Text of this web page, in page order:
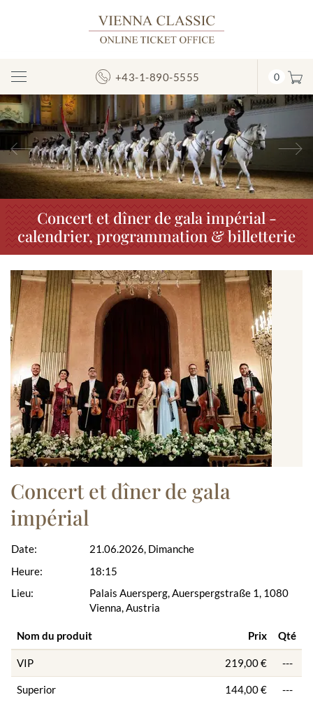
Afficher/masquer
la
navigation
+43-1-890-5555 0
Précédent
Concert et dîner de gala impérial -
calendrier, programmation & billetterie
Concert et dîner de gala
impérial
Date:
Heure:
Lieu:
21.06.2026, Dimanche
18:15
Palais Auersperg, Auerspergstraße 1, 1080
Vienna, Austria
Nom du produit Prix Qté
VIP 219,00 € ---
Superior 144,00 € ---